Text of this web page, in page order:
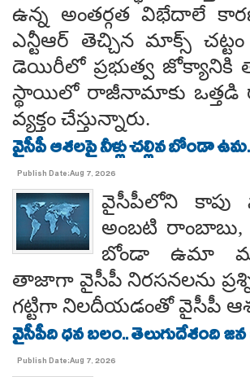
ఉన్న అంతర్గత విభేదాలే
ఎన్టీఆర్ తెచ్చిన మాక్స్ చట్టం
డెయిరీలో ప్రభుత్వ
స్థాయిలో రాజీనామాకు ఒత్తడి
వ్యక్తం చేస్తున్నారు.
వైసీపీ ఆశలపై నీళ్లు చల్లిన బోండా
Publish Date:Aug 7, 2026
వైసీపీలోని కాపు
అంబటి
బోండా ఉమా
తాజాగా వైసీపీ నిరసనలను
గట్టిగా నిలదీయడంతో వైసీపీ
వైసీపీది ధన బలం.. తెలుగుదేశంది
Publish Date:Aug 7, 2026